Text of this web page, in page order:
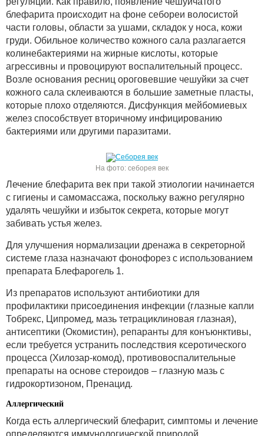
блефарита происходит на фоне себореи волосистой
части головы, области за ушами, складок у носа, кожи
груди. Обильное количество кожного сала разлагается
колинебактериями на жирные кислоты, которые
агрессивны и провоцируют воспалительный процесс.
Возле основания ресниц ороговевшие чешуйки за счет
кожного сала склеиваются в большие заметные пласты,
которые плохо отделяются. Дисфункция мейбомиевых
желез способствует вторичному инфицированию
бактериями или другими паразитами.
На фото: себорея век
Лечение блефарита век при такой этиологии начинается
с гигиены и самомассажа, поскольку важно регулярно
удалять чешуйки и избыток секрета, которые могут
забивать устья желез.
Для улучшения нормализации дренажа в секреторной
системе глаза назначают фонофорез с использованием
препарата Блефарогель 1.
Из препаратов используют антибиотики для
профилактики присоединения инфекции (глазные капли
Тобрекс, Ципромед, мазь тетрациклиновая глазная),
антисептики (Окомистин), репаранты для конъюнктивы,
если требуется устранить последствия ксеротического
процесса (Хилозар-комод), противовоспалительные
препараты на основе стероидов – глазную мазь с
гидрокортизоном, Пренацид.
Аллергический
Когда есть аллергический блефарит, симптомы и лечение
определяются иммунологической природой